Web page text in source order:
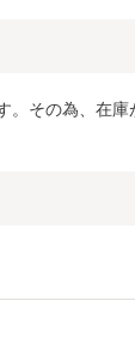
。その為、在庫